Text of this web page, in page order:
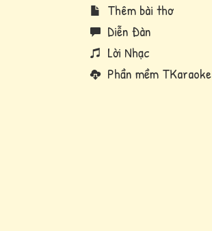
Thêm bài thơ
Diễn Đàn
Lời Nhạc
Phần mềm TKaraoke